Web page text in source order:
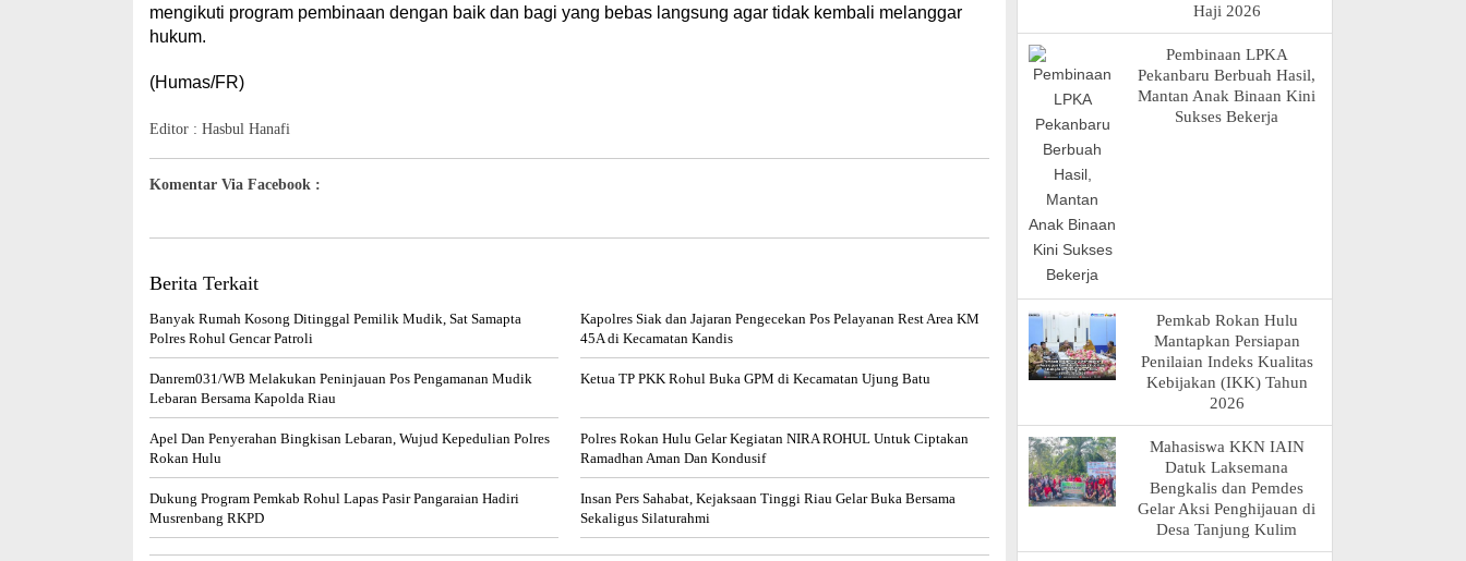
mengikuti program pembinaan dengan baik dan bagi yang bebas langsung agar tidak kembali melanggar
hukum.
(Humas/FR)
Editor : Hasbul Hanafi
Komentar Via Facebook :
Berita Terkait
Banyak Rumah Kosong Ditinggal Pemilik Mudik, Sat Samapta
Polres Rohul Gencar Patroli
Kapolres Siak dan Jajaran Pengecekan Pos Pelayanan Rest Area KM
45A di Kecamatan Kandis
Danrem031/WB Melakukan Peninjauan Pos Pengamanan Mudik
Lebaran Bersama Kapolda Riau
Ketua TP PKK Rohul Buka GPM di Kecamatan Ujung Batu
Apel Dan Penyerahan Bingkisan Lebaran, Wujud Kepedulian Polres
Rokan Hulu
Polres Rokan Hulu Gelar Kegiatan NIRA ROHUL Untuk Ciptakan
Ramadhan Aman Dan Kondusif
Dukung Program Pemkab Rohul Lapas Pasir Pangaraian Hadiri
Musrenbang RKPD
Insan Pers Sahabat, Kejaksaan Tinggi Riau Gelar Buka Bersama
Sekaligus Silaturahmi
Haji 2026
Pembinaan LPKA
Pekanbaru Berbuah Hasil,
Mantan Anak Binaan Kini
Sukses Bekerja
Pemkab Rokan Hulu
Mantapkan Persiapan
Penilaian Indeks Kualitas
Kebijakan (IKK) Tahun
2026
Mahasiswa KKN IAIN
Datuk Laksemana
Bengkalis dan Pemdes
Gelar Aksi Penghijauan di
Desa Tanjung Kulim